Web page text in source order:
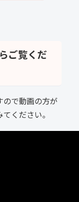
ご覧くだ
ので動画の方が
ください。